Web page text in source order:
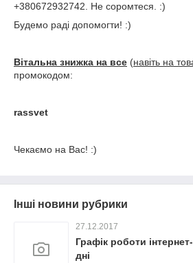
+380672932742. Не соромтеся. :)
Будемо раді допомогти! :)
Вітальна знижка на все (навіть на
промокодом:
rassvet
Чекаємо на Вас! :)
Інші новини рубрики
27.12.2017
Графік роботи
дні